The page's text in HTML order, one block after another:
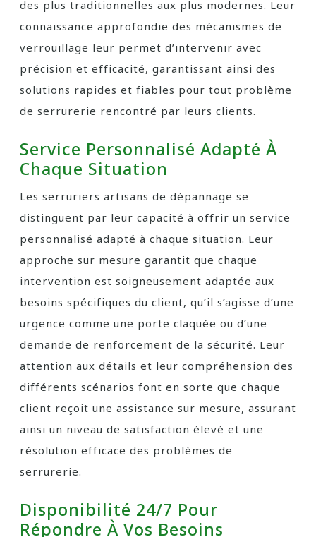
des plus traditionnelles aux plus modernes. Leur
connaissance approfondie des mécanismes de
verrouillage leur permet d’intervenir avec
précision et efficacité, garantissant ainsi des
solutions rapides et fiables pour tout problème
de serrurerie rencontré par leurs clients.
Service Personnalisé Adapté À
Chaque Situation
Les serruriers artisans de dépannage se
distinguent par leur capacité à offrir un service
personnalisé adapté à chaque situation. Leur
approche sur mesure garantit que chaque
intervention est soigneusement adaptée aux
besoins spécifiques du client, qu’il s’agisse d’une
urgence comme une porte claquée ou d’une
demande de renforcement de la sécurité. Leur
attention aux détails et leur compréhension des
différents scénarios font en sorte que chaque
client reçoit une assistance sur mesure, assurant
ainsi un niveau de satisfaction élevé et une
résolution efficace des problèmes de
serrurerie.
Disponibilité 24/7 Pour
Répondre À Vos Besoins